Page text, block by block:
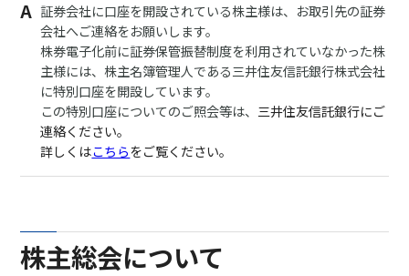
証券会社に口座を開設されている株主様は、お取引先の証券
会社へご連絡をお願いします。
株券電子化前に証券保管振替制度を利用されていなかった株
主様には、株主名簿管理人である三井住友信託銀行株式会社
に特別口座を開設しています。
この特別口座についてのご照会等は、 三井住友信託銀行にご
連絡ください。
詳しくはこちら をご覧ください。
株主総会について